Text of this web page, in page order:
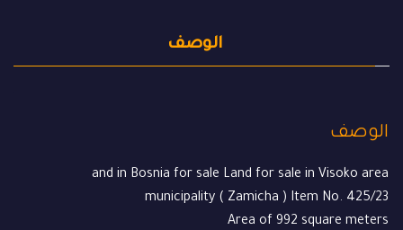
الوصف
الوصف
and in Bosnia for sale Land for sale in Visoko area
municipality ( Zamicha ) Item No. 425/23
Area of ​​992 square meters